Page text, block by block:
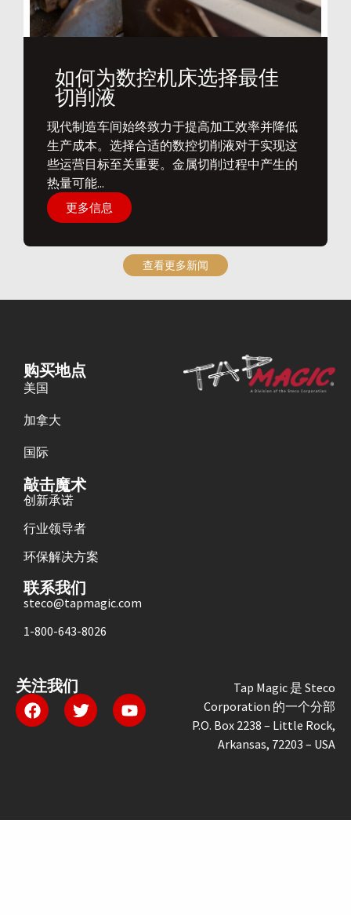
如何为数控机床选择最佳
切削液
​现代制造车间始终致力于提高加工效率并降低
生产成本。选择合适的数控切削液对于实现这
些运营目标至关重要。金属切削过程中产生的
热量可能...
更多信息
查看更多新闻
购买地点
美国
加拿大
国际
敲击魔术
创新承诺
行业领导者
环保解决方案
联系我们
steco@tapmagic.com
1-800-643-8026
关注我们
Tap Magic 是 Steco
Corporation 的一个分部
P.O. Box 2238 – Little Rock,
Arkansas, 72203 – USA